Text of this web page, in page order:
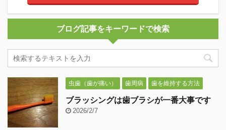
ブログ記事をキーワードで検索
虫歯（歯が痛い） 歯周病 歯を維持する方法
ブラッシングは歯ブラシが一番大事です
2026/2/7